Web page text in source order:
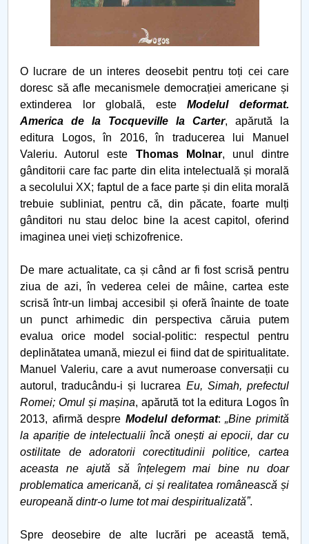
Proiect SU-ETIC
Protecția datelor personale
UNIVERSITATE pentru comunitate
IOSUD/CSUD-Doctorate
Comisie de etica unversitară
Evenimente CUP
Raportul Conducerii Centrului Universitar Pitești
privind implementarea Planului Operațional 2020-
2024
Parteneri CUP
Centrul de Consiliere și Orientare în Carieră
Chestionar angajabilitate ALUMNI – UPB
CAR2026
MENIU CANTINA
O lucrare de un interes deosebit pentru toți cei care
doresc să afle mecanismele democrației americane și
extinderea lor globală, esteModelul deformat.
America de la Tocqueville la Carter, apărută la
editura Logos, în 2016, în traducerea lui Manuel
Valeriu. Autorul este Thomas Molnar, unul dintre
gânditorii care fac parte din elita intelectuală și morală
a secolului XX; faptul de a face parte și din elita morală
trebuie subliniat, pentru că, din păcate, foarte mulți
gânditori nu stau deloc bine la acest capitol, oferind
imaginea unei vieți schizofrenice.
De mare actualitate, ca și când ar fi fost scrisă pentru
ziua de azi, în vederea celei de mâine, cartea este
scrisă într-un limbaj accesibil și oferă înainte de toate
un punct arhimedic din perspectiva căruia putem
evalua orice model social-politic: respectul pentru
deplinătatea umană, miezul ei fiind dat de spiritualitate.
Manuel Valeriu, care a avut numeroase conversații cu
autorul, traducându-i și lucrarea Eu, Simah, prefectul
Romei; Omul și mașina, apărută tot la editura Logos în
2013, afirmă despre Modelul deformat:„Bine primită
la apariție de intelectualii încă onești ai epocii, dar cu
ostilitate de adoratorii corectitudinii politice, cartea
aceasta ne ajută să înțelegem mai bine nu doar
problematica americană, ci și realitatea românească și
europeană dintr-o lume tot mai despiritualizatăˮ.
Spre deosebire de alte lucrări pe această temă,